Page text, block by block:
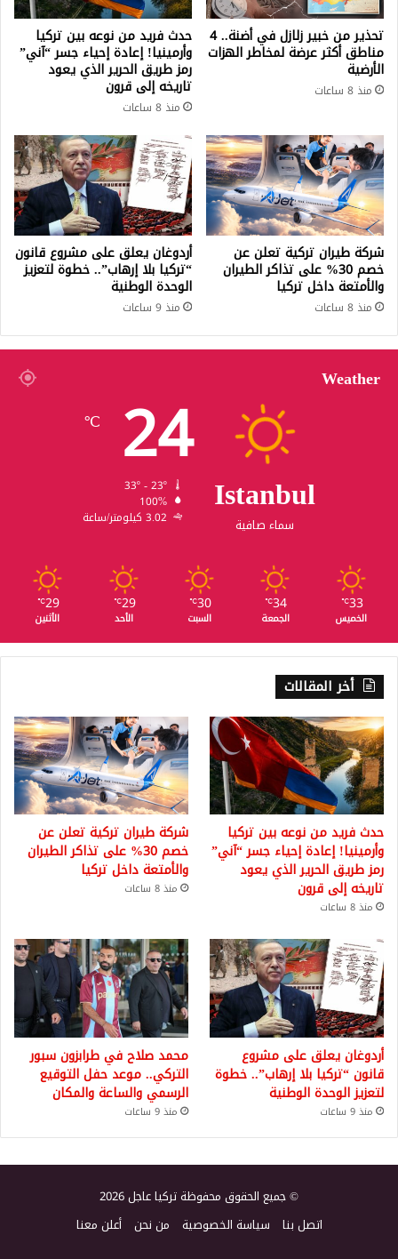
تحذير من خبير زلازل في أضنة.. 4
مناطق أكثر عرضة لمخاطر الهزات
الأرضية
منذ 8 ساعات
حدث فريد من نوعه بين تركيا
وأرمينيا! إعادة إحياء جسر “آني”
رمز طريق الحرير الذي يعود
تاريخه إلى قرون
منذ 8 ساعات
شركة طيران تركية تعلن عن
خصم 30% على تذاكر الطيران
والأمتعة داخل تركيا
منذ 8 ساعات
أردوغان يعلق على مشروع قانون
“تركيا بلا إرهاب”.. خطوة لتعزيز
الوحدة الوطنية
منذ 9 ساعات
Weather
Istanbul
سماء صافية
24
℃
100%
3.02 كيلومتر/ساعة
33
℃
الخميس
34
℃
الجمعة
30
℃
السبت
29
℃
الأحد
29
℃
الأثنين
أخر المقالات
حدث فريد من نوعه بين تركيا
وأرمينيا! إعادة إحياء جسر “آني”
رمز طريق الحرير الذي يعود
تاريخه إلى قرون
منذ 8 ساعات
شركة طيران تركية تعلن عن
خصم 30% على تذاكر الطيران
والأمتعة داخل تركيا
منذ 8 ساعات
أردوغان يعلق على مشروع
قانون “تركيا بلا إرهاب”.. خطوة
لتعزيز الوحدة الوطنية
منذ 9 ساعات
محمد صلاح في طرابزون سبور
التركي.. موعد حفل التوقيع
الرسمي والساعة والمكان
منذ 9 ساعات
© جميع الحقوق محفوظة تركيا عاجل 2026
اتصل بنا سياسة الخصوصية من نحن أعلن معنا